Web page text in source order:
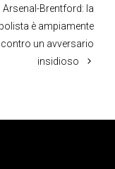
Arsenal-Brentford: la
è ampiamente
un avversario
insidioso